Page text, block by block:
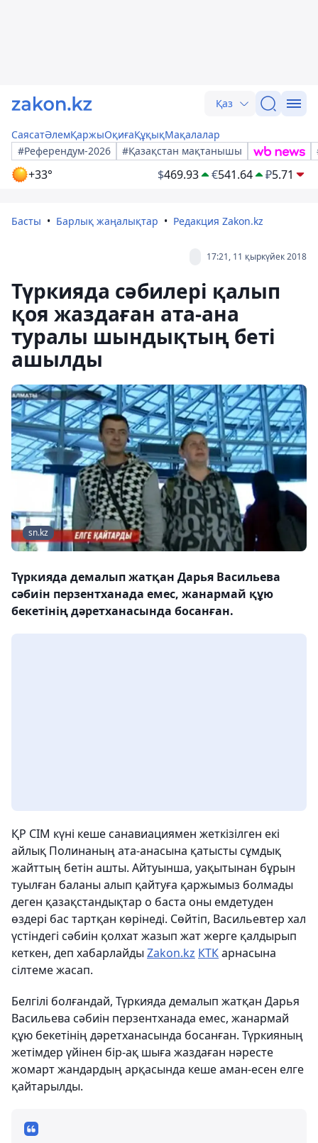
Қаз
СаясатӘлемҚаржыОқиғаҚұқықМақалалар
#Референдум-2026
#Қазақстан мақтанышы
+33° $469.93 €541.64 ₽5.71
Басты Барлық жаңалықтар Редакция Zakon.kz
17:21, 11 қыркүйек 2018
Түркияда сәбилері қалып
қоя жаздаған ата-ана
туралы шындықтың беті
ашылды
sn.kz
Түркияда демалып жатқан Дарья Васильева
сәбиін перзентханада емес, жанармай құю
бекетінің дәретханасында босанған.
ҚР СІМ күні кеше санавиациямен жеткізілген екі
айлық Полинаның ата-анасына қатысты сұмдық
жайттың бетін ашты. Айтуынша, уақытынан бұрын
туылған баланы алып қайтуға қаржымыз болмады
деген қазақстандықтар о баста оны емдетуден
өздері бас тартқан көрінеді. Сөйтіп, Васильевтер хал
үстіндегі сәбиін қолхат жазып жат жерге қалдырып
кеткен, деп хабарлайды Zakon.kz КТКарнасына
сілтеме жасап.
Белгілі болғандай, Түркияда демалып жатқан Дарья
Васильева сәбиін перзентханада емес, жанармай
құю бекетінің дәретханасында босанған. Түркияның
жетімдер үйінен бір-ақ шыға жаздаған нәресте
жомарт жандардың арқасында кеше аман-есен елге
қайтарылды.